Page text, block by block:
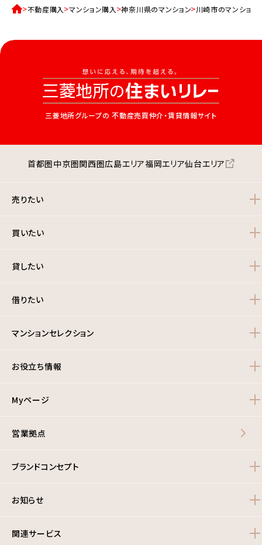
不動産購入 マンション購入 神奈川県のマンション 川崎市のマンション
三菱地所グループの 不動産売買仲介・賃貸情報サイト
首都圏中京圏関西圏広島エリア福岡エリア仙台エリア
売りたい
買いたい
貸したい
借りたい
マンションセレクション
お役立ち情報
Myページ
営業拠点
ブランドコンセプト
お知らせ
関連サービス